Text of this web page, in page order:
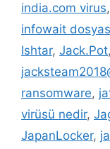
india.com virus,
infowait
Ishtar, Jack.Pot,
ransomware,
virüsü nedir,
JapanLocker,